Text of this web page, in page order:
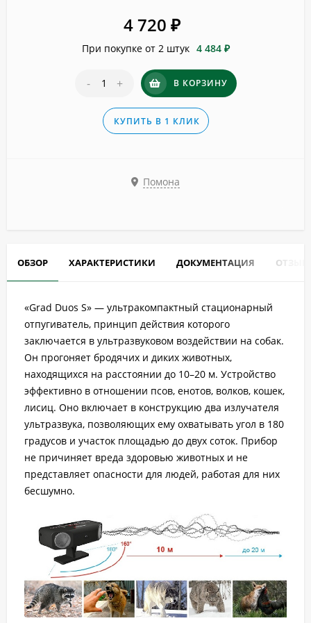
4 720 ₽
При покупке от 2 штук 4 484 ₽
- + В КОРЗИНУ
КУПИТЬ В 1 КЛИК
Помона
ОБЗОР ХАРАКТЕРИСТИКИ ДОКУМЕНТАЦИЯ
«Grad Duos S» — ультракомпактный стационарный
отпугиватель, принцип действия которого
заключается в ультразвуковом воздействии на собак.
Он прогоняет бродячих и диких животных,
находящихся на расстоянии до 10–20 м. Устройство
эффективно в отношении псов, енотов, волков, кошек,
лисиц. Оно включает в конструкцию два излучателя
ультразвука, позволяющих ему охватывать угол в 180
градусов и участок площадью до двух соток. Прибор
не причиняет вреда здоровью животных и не
представляет опасности для людей, работая для них
бесшумно.